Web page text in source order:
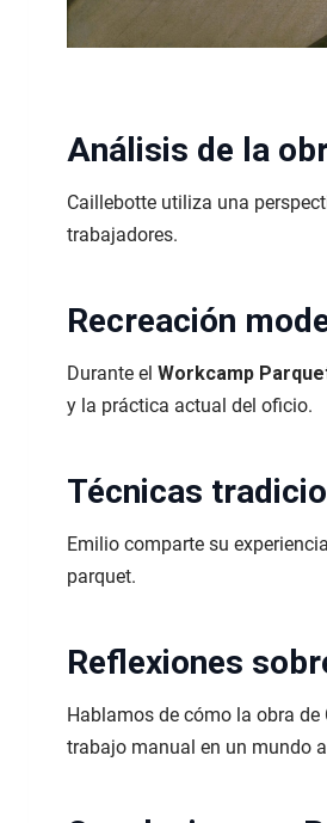
Análisis de la
Caillebotte utiliza una
trabajadores.
Recreación
Durante el Workcamp
y la práctica actual del oficio.
Técnicas
Emilio comparte su
parquet.
Reflexiones
Hablamos de cómo la obra
trabajo manual en un mundo